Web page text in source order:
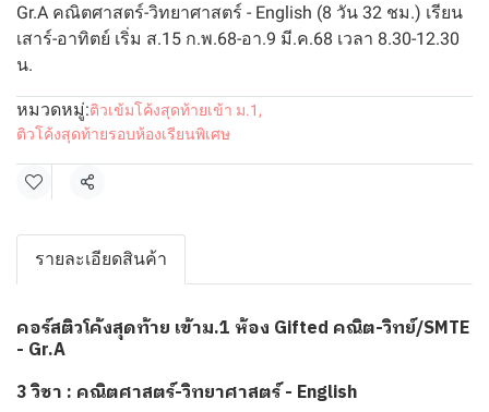
Gr.A คณิตศาสตร์-วิทยาศาสตร์ - English (8 วัน 32 ชม.) เรียน
เสาร์-อาทิตย์ เริ่ม ส.15 ก.พ.68-อา.9 มี.ค.68 เวลา 8.30-12.30
น.
หมวดหมู่:ติวเข้มโค้งสุดท้ายเข้า ม.1 ,
ติวโค้งสุดท้ายรอบห้องเรียนพิเศษ
แชร์
รายละเอียดสินค้า
คอร์สติวโค้งสุดท้าย เข้าม.1 ห้อง Gifted คณิต-วิทย์/SMTE
- Gr.A
3 วิชา : คณิตศาสตร์-วิทยาศาสตร์ - English